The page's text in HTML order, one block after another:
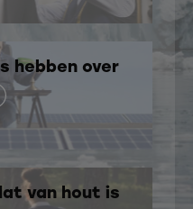
hebben over
van hout is